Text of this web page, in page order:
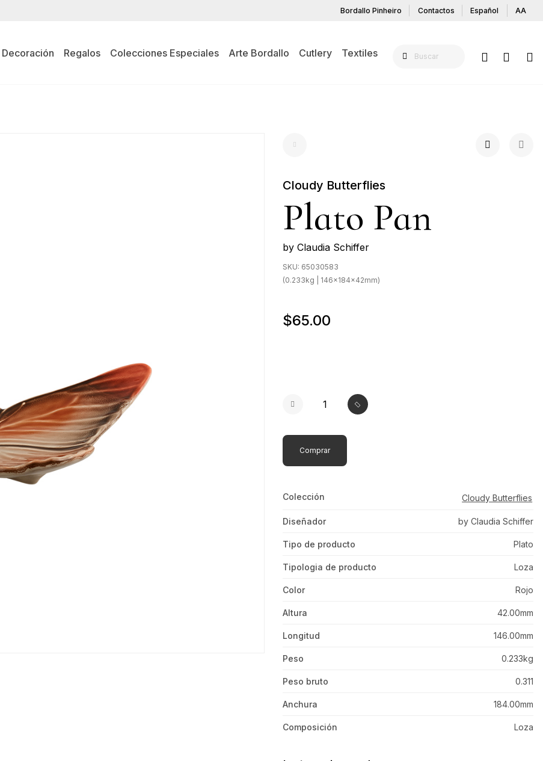
Bordallo Pinheiro Contactos Español AA
Decoración Regalos Colecciones Especiales Arte Bordallo Cutlery Textiles
Cloudy Butterflies
Plato Pan
by Claudia Schiffer
SKU: 65030583
(0.233kg | 146x184x42mm)
$65.00
Comprar
Colección Cloudy Butterflies
Diseñador by Claudia Schiffer
Tipo de producto Plato
Tipologia de producto Loza
Color Rojo
Altura 42.00mm
Longitud 146.00mm
Peso 0.233kg
Peso bruto 0.311
Anchura 184.00mm
Composición Loza